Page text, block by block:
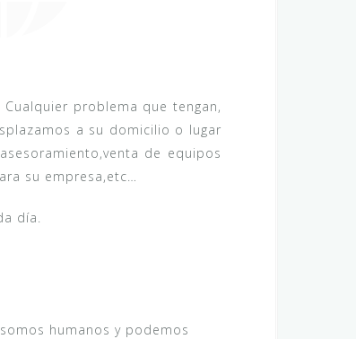
problema que tengan,
a su domicilio o lugar
de equipos
su empresa,etc…
día.
humanos y podemos